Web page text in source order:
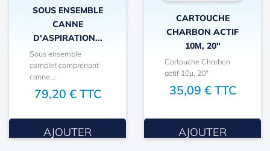
SOUS ENSEMBLE
CANNE
D'ASPIRATION...
Sous ensemble
complet comprenant
canne...
79,20 € TTC
AJOUTER
CARTOUCHE
CHARBON ACTIF
10Μ, 20"
Cartouche Charbon
actif 10µ, 20"
35,09 € TTC
AJOUTER